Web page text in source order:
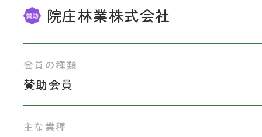
院庄林業株式会社
会員の種類
賛助会員
主な業種